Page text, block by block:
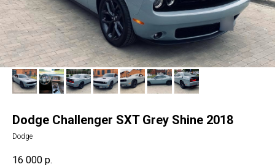
Dodge Challenger SXT Grey Shine 2018
Dodge
16 000 р.